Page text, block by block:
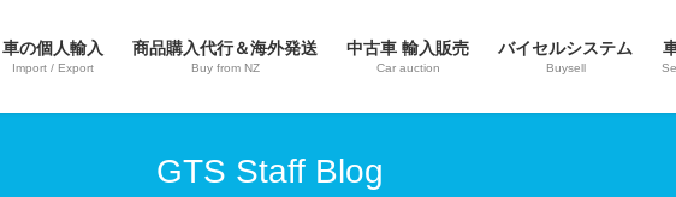
車の個人輸入
Import / Export
商品購入代行＆海外発送
Buy from NZ
中古車 輸入販売
Car auction
バイセルシステム
Buysell
GTS Staff Blog